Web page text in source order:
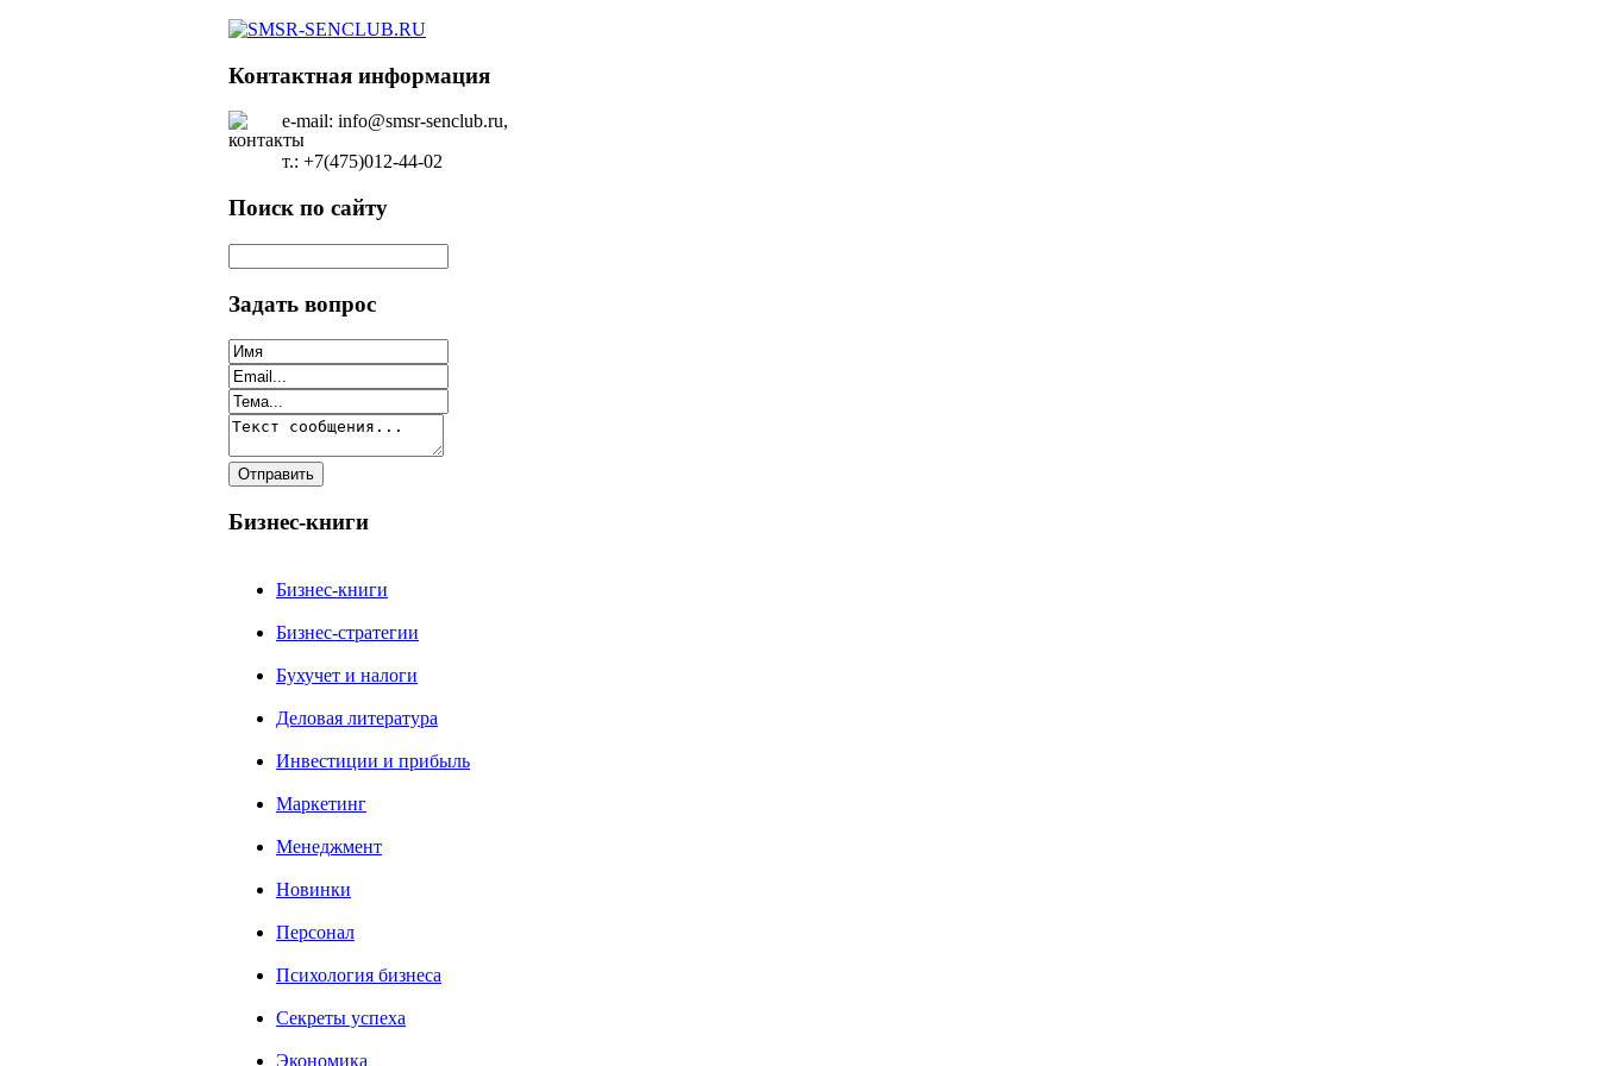
Контактная информация
e-mail: info@smsr-senclub.ru,
т.: +7(475)012-44-02
Поиск по сайту
Задать вопрос
Бизнес-книги
Бизнес-книги
Бизнес-стратегии
Бухучет и налоги
Деловая литература
Инвестиции и прибыль
Маркетинг
Менеджмент
Новинки
Персонал
Психология бизнеса
Секреты успеха
Экономика